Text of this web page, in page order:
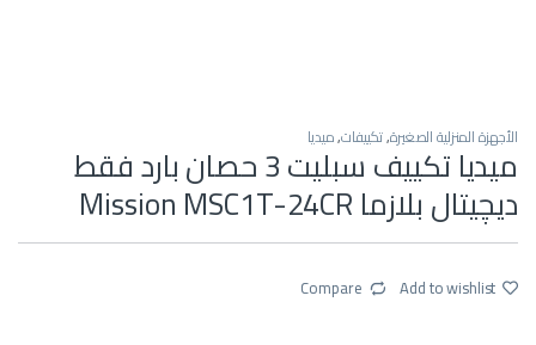
الأجهزة المنزلية الصغيرة,تكييفات,ميديا
ميديا تكييف سبليت 3 حصان بارد فقط
ديچيتال بلازما Mission MSC1T-24CR
Add to wishlist
Compare